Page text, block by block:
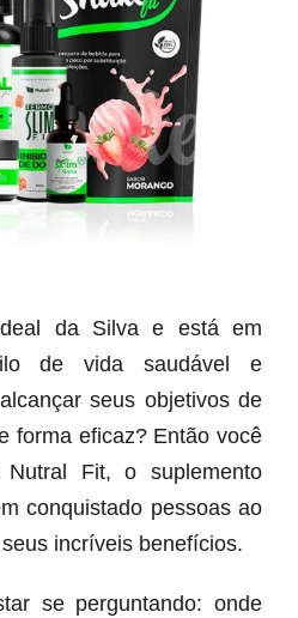
da Silva e está em
de vida saudável e
seus objetivos de
forma eficaz? Então você
Fit, o suplemento
conquistado pessoas ao
incríveis benefícios.
se perguntando: onde